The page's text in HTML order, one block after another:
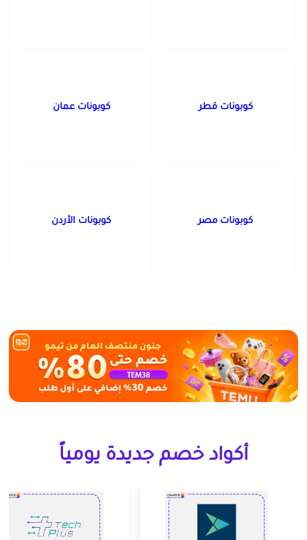
كوبونات قطر كوبونات عمان
كوبونات مصر كوبونات الأردن
أكواد خصم جديدة يومياً